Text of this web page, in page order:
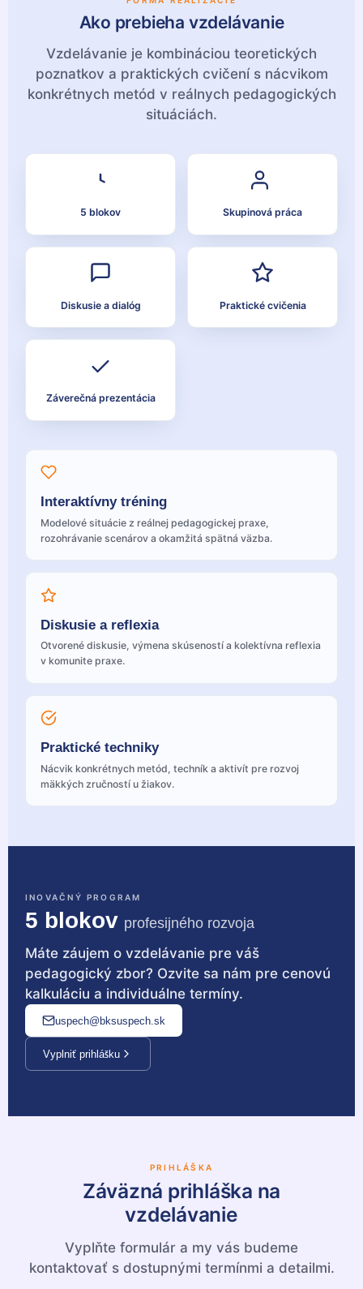
Ako prebieha vzdelávanie
Vzdelávanie je kombináciou teoretických
poznatkov a praktických cvičení s nácvikom
konkrétnych metód v reálnych pedagogických
situáciách.
5 blokov Skupinová práca
Diskusie a dialóg Praktické cvičenia
Záverečná prezentácia
Interaktívny tréning
Modelové situácie z reálnej pedagogickej praxe,
rozohrávanie scenárov a okamžitá spätná väzba.
Diskusie a reflexia
Otvorené diskusie, výmena skúseností a kolektívna reflexia
v komunite praxe.
Praktické techniky
Nácvik konkrétnych metód, techník a aktivít pre rozvoj
mäkkých zručností u žiakov.
INOVAČNÝ PROGRAM
5 blokov profesijného rozvoja
Máte záujem o vzdelávanie pre váš
pedagogický zbor? Ozvite sa nám pre cenovú
kalkuláciu a individuálne termíny.
uspech@bksuspech.sk
Vyplniť prihlášku
PRIHLÁŠKA
Záväzná prihláška na
vzdelávanie
Vyplňte formulár a my vás budeme
kontaktovať s dostupnými termínmi a detailmi.